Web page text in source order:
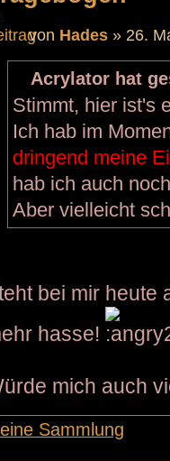
von Hades » 26.
Acrylator hat
Stimmt, hier ist's
Ich hab im
dringend meine
hab ich auch
Aber vielleicht
bei mir heute
hasse!
mich auch
Sammlung